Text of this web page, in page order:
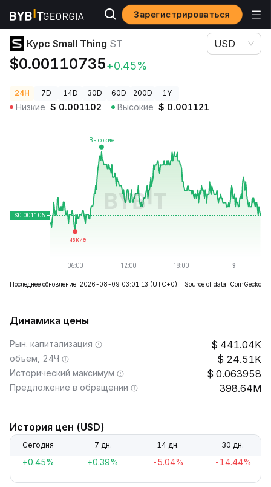
Зарегистрироваться
Цены криптовалют Курс Small Thing ST
Курс Small Thing ST
$0.00110735+0.45%
USD
24H 7D 14D 30D 60D 200D 1Y
Низкие $ 0.001102 Высокие $ 0.001121
Последнее обновление: 2026-08-09 03:01:13 (UTC+0) Source of data: CoinGecko
Динамика цены
Рын. капитализация 441.04K
объем, 24Ч 24.51K
Исторический максимум 0.063958
Предложение в обращении 398.64M
История цен (USD)
Сегодня 7 дн. 14 дн. 30 дн.
+0.45% +0.39% -5.04% -14.44%